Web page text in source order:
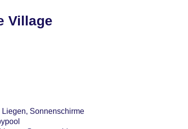
Village
Sonnenschirme